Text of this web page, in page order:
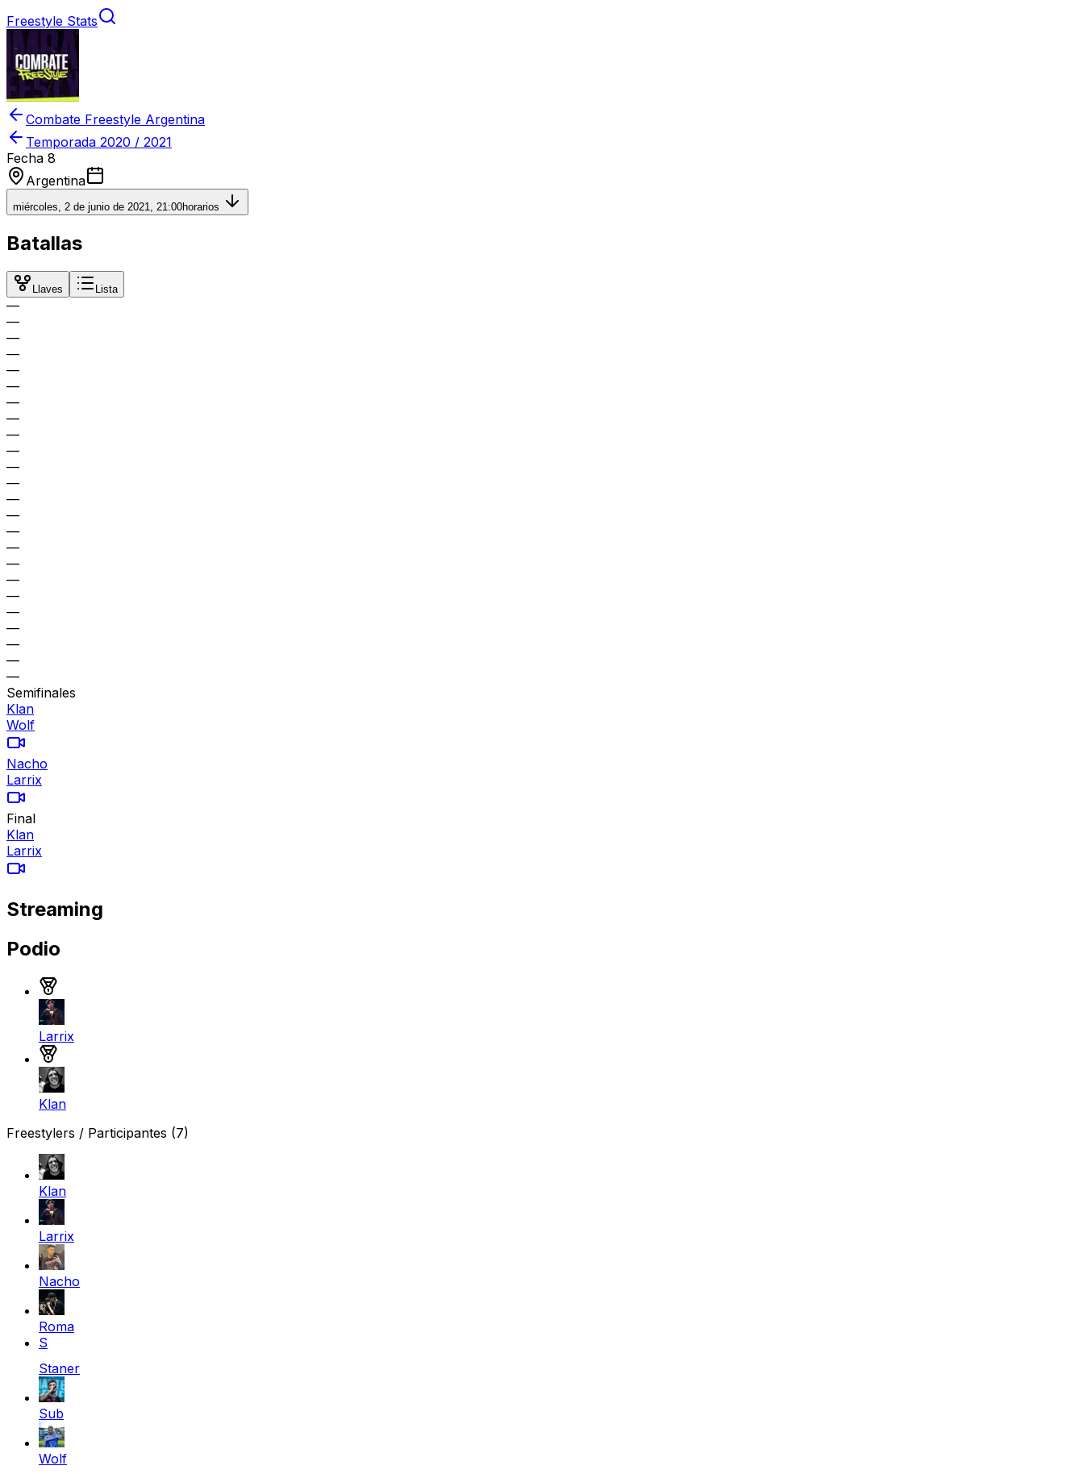
Freestyle Stats
Combate Freestyle Argentina
Temporada 2020 / 2021
Fecha 8
Argentina
miércoles, 2 de junio de 2021, 21:00horarios
Batallas
Llaves Lista
—
—
—
—
—
—
—
—
—
—
—
—
—
—
—
—
—
—
—
—
—
—
—
—
Semifinales
Klan
Wolf
Nacho
Larrix
Final
Klan
Larrix
Streaming
Podio
Larrix
Klan
Freestylers / Participantes (7)
Klan
Larrix
Nacho
Roma
S
Staner
Sub
Wolf